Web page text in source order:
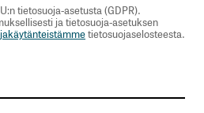
tietosuoja-asetusta (GDPR).
ja tietosuoja-asetuksen
tietosuojaselosteesta.